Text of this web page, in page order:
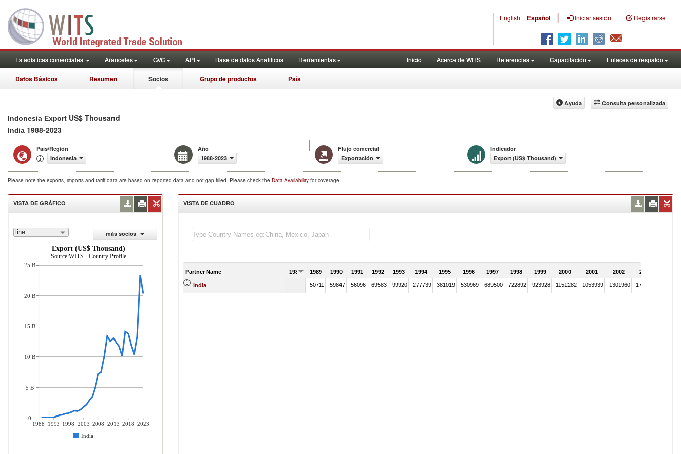
English Español | Iniciar sesión Registrarse
Estadísticas comerciales Aranceles GVC API Base de datos Analiticos Herramientas Inicio Acerca de WITS Referencias Capacitación Enlaces de respaldo
Datos Básicos Resumen Socios Grupo de productos País
Consulta personalizada
Ayuda
Indonesia Export US$ Thousand
India 1988-2023
País/Región
Indonesia
Año
1988-2023
Flujo comercial
Exportación
Indicador
Export (US$ Thousand)
Please note the exports, imports and tariff data are based on reported data and not gap filled. Please check the Data Availability for coverage.
VISTA DE GRÁFICO
line
más socios
Export (US$ Thousand)
Source:WITS - Country Profile
1988 1993 1998 2003 2008 2013 2018 2023
India
25 B
20 B
15 B
10 B
5 B
0
VISTA DE CUADRO
Partner Name 1988 1989 1990 1991 1992 1993 1994 1995 1996 1997 1998 1999 2000 2001 2002 2003
India 50711 59847 56096 69583 99920 277739 381019 530969 689500 722892 923928 1151282 1053939 1301960 1742487